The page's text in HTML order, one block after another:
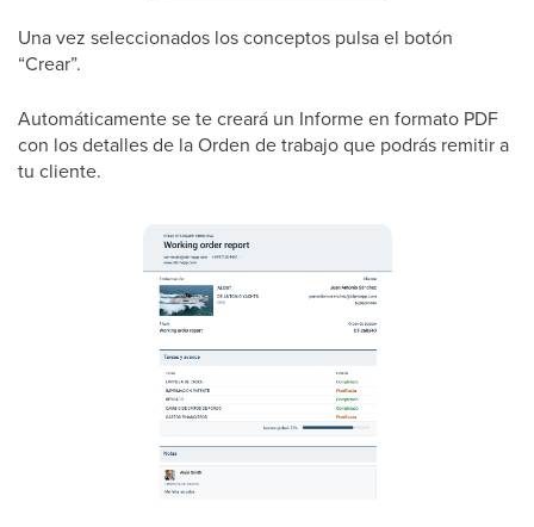
Una vez seleccionados los conceptos pulsa el botón
“Crear”.
Automáticamente se te creará un Informe en formato PDF
con los detalles de la Orden de trabajo que podrás remitir a
tu cliente.